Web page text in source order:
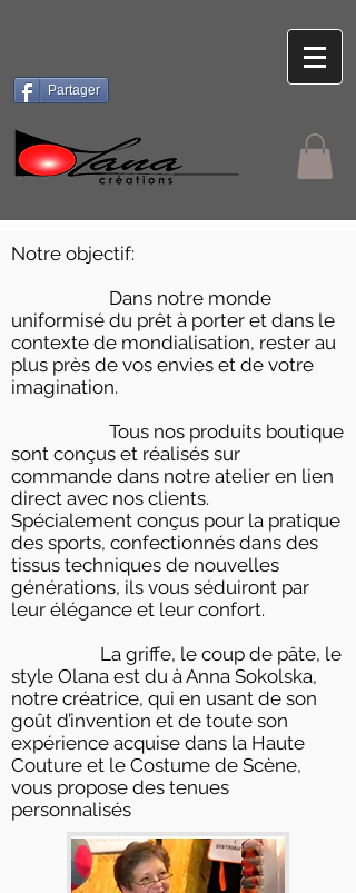
Partager
Notre objectif:
Dans notre monde
uniformisé du prêt à porter et dans le
contexte de mondialisation, rester au
plus près de vos envies et de votre
imagination.
Tous nos produits boutique
sont conçus et réalisés sur
commande dans notre atelier en lien
direct avec nos clients.
Spécialement conçus pour la pratique
des sports, confectionnés dans des
tissus techniques de nouvelles
générations, ils vous séduiront par
leur élégance et leur confort.
La griffe, le coup de pâte, le
style Olana est du à Anna Sokolska,
notre créatrice, qui en usant de son
goût d’invention et de toute son
expérience acquise dans la Haute
Couture et le Costume de Scène,
vous propose des tenues
personnalisés